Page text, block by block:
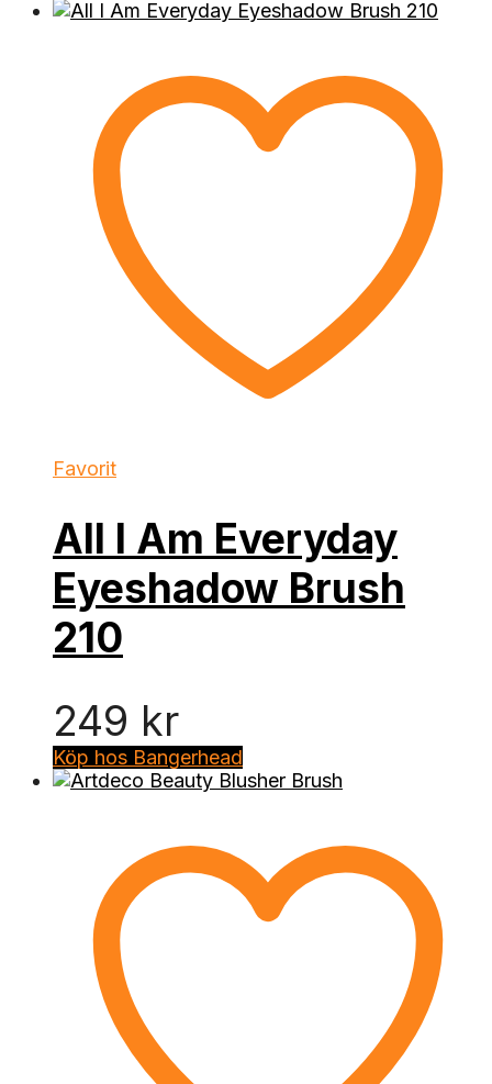
Favorit
All I Am Everyday
Eyeshadow Brush
210
249 kr
Köp hos Bangerhead